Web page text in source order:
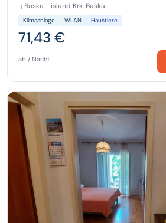
Baska - island Krk, Baska
Klimaanlage WLAN Haustiere
71,43 €
ab / Nacht